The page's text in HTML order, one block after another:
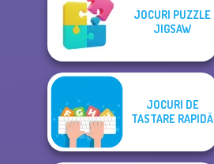
JOCURI PUZZLE
JIGSAW
JOCURI DE
TASTARE RAPIDĂ